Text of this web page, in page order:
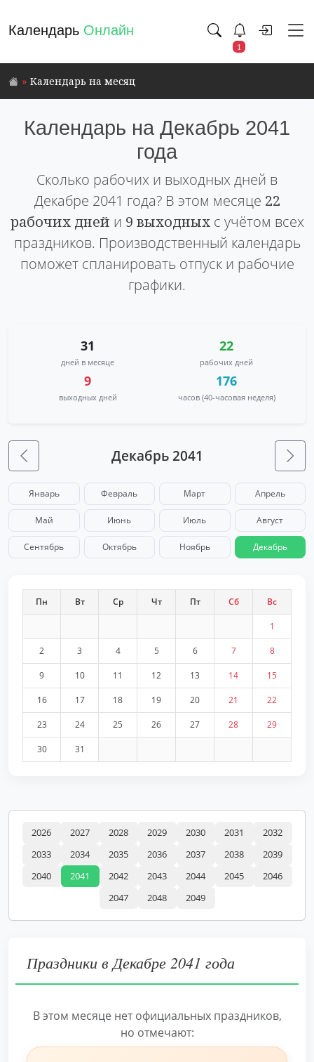
Календарь Онлайн
1
Календарь на месяц
Календарь на Декабрь 2041
года
Сколько рабочих и выходных дней в
Декабре 2041 года? В этом месяце 22
рабочих дней и 9 выходныхс учётом всех
праздников. Производственный календарь
поможет спланировать отпуск и рабочие
графики.
31
дней в месяце
22
рабочих дней
9
выходных дней
176
часов (40-часовая неделя)
Декабрь 2041
Январь Февраль Март Апрель
Май Июнь Июль Август
Сентябрь Октябрь Ноябрь Декабрь
Пн Вт Ср Чт Пт Сб Вс
1
2 3 4 5 6 7 8
9 10 11 12 13 14 15
16 17 18 19 20 21 22
23 24 25 26 27 28 29
30 31
2026 2027 2028 2029 2030 2031
2032
2033
2034 2035 2036 2037 2038
2039
2040
2041 2042 2043 2044 2045
2046
2047
2048 2049
Праздники в Декабре 2041 года
В этом месяце нет официальных праздников,
но отмечают: